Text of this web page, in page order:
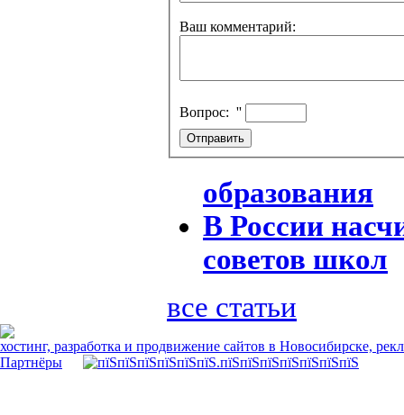
Ваш комментарий:
Вопрос: ''
образования
В России
советов школ
все статьи
хостинг, разработка и продвижение сайтов в Новосибирске,
Партнёры